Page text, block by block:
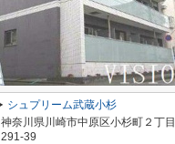
シュプリーム武蔵小杉
神奈川県川崎市中原区小杉町２丁目
291-39